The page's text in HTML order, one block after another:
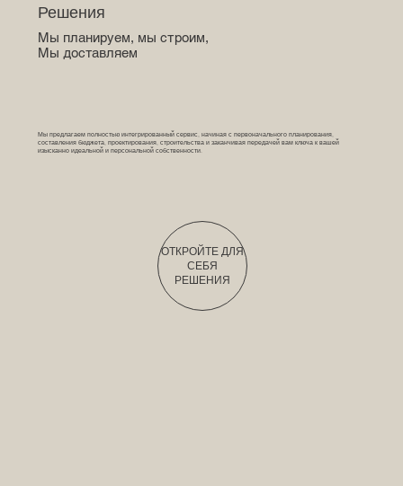
Решения
Мы планируем, мы строим,
Мы доставляем
Мы предлагаем полностью интегрированный сервис, начиная с первоначального планирования,
составления бюджета, проектирования, строительства и заканчивая передачей вам ключа к вашей
изысканно идеальной и персональной собственности.
ОТКРОЙТЕ ДЛЯ
СЕБЯ
РЕШЕНИЯ